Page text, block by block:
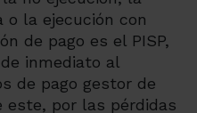
o la ejecución con
de pago es el PISP,
inmediato al
de pago gestor de
este, por las pérdidas